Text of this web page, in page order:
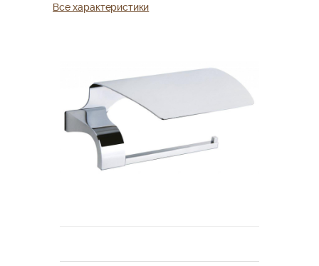
Все характеристики